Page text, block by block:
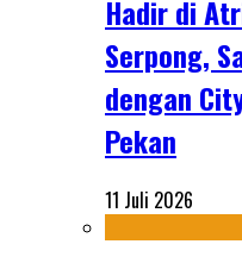
Hadir di
Serpong,
dengan
Pekan
11 Juli 2026